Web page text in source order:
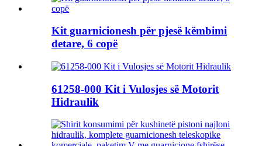
Kit guarnicionesh për pjesë këmbimi
detare, 6 copë
61258-000 Kit i Vulosjes së Motorit
Hidraulik